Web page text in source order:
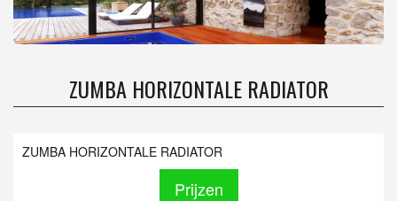
ZUMBA HORIZONTALE RADIATOR
ZUMBA HORIZONTALE RADIATOR
Prijzen